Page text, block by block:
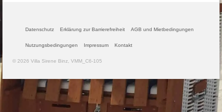
Datenschutz Erklärung zur Barrierefreiheit AGB und Mietbedingungen
Nutzungsbedingungen Impressum Kontakt
© 2026 Villa Sirene Binz, VMM_C6-105